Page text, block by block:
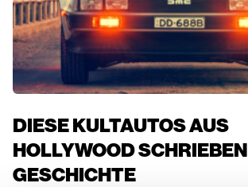
DIESE KULTAUTOS AUS
HOLLYWOOD SCHRIEBEN
GESCHICHTE